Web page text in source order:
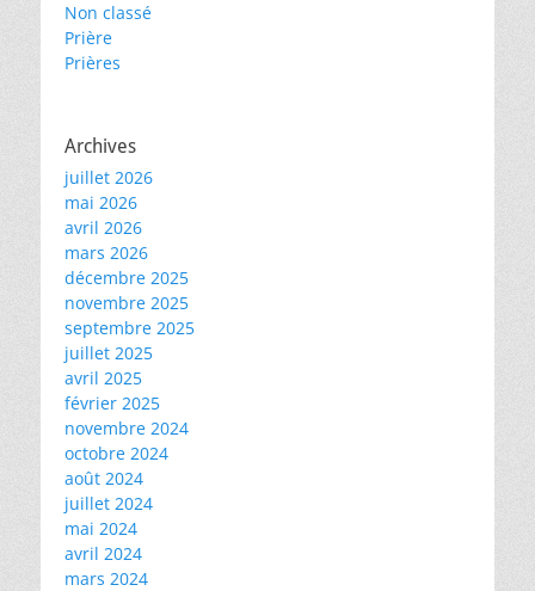
Non classé
Prière
Prières
Archives
juillet 2026
mai 2026
avril 2026
mars 2026
décembre 2025
novembre 2025
septembre 2025
juillet 2025
avril 2025
février 2025
novembre 2024
octobre 2024
août 2024
juillet 2024
mai 2024
avril 2024
mars 2024